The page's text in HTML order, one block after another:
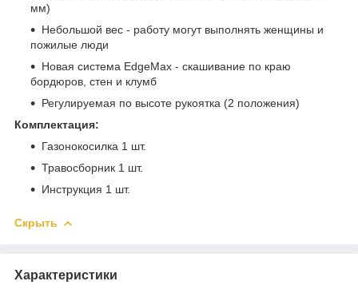
мм)
Небольшой вес - работу могут выполнять женщины и
пожилые люди
Новая система EdgeMax - скашивание по краю
бордюров, стен и клумб
Регулируемая по высоте рукоятка (2 положения)
Комплектация:
Газонокосилка 1 шт.
Травосборник 1 шт.
Инструкция 1 шт.
Скрыть
Характеристики